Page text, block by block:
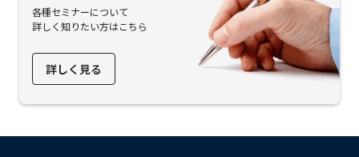
各種セミナーについて
詳しく知りたい方はこちら
詳しく見る